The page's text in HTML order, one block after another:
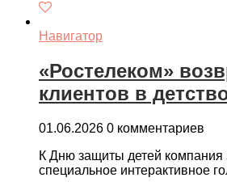
Навигатор
«Ростелеком»
клиентов в
01.06.2026 0 комментариев
К Дню защиты детей компания
специальное интерактивное